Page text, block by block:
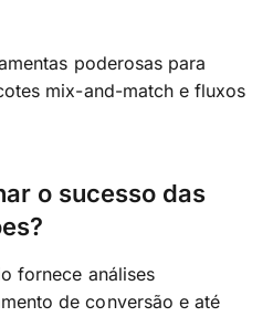
poderosas para
mix-and-match e fluxos
o sucesso das
fornece análises
de conversão e até